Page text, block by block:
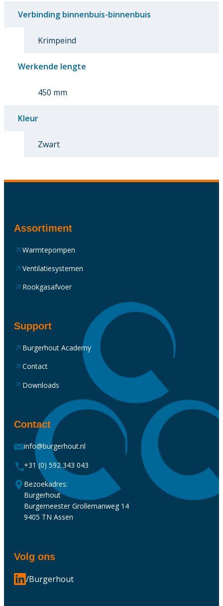
Verbinding binnenbuis-binnenbuis
Krimpeind
Werkende lengte
450 mm
Kleur
Zwart
Assortiment
Warmtepompen
Ventilatiesystemen
Rookgasafvoer
Support
Burgerhout Academy
Contact
Downloads
Contact
info@burgerhout.nl
+31 (0) 592 343 043
Bezoekadres:
Burgerhout
Burgemeester Grollemanweg 14
9405 TN Assen
Volg ons
/Burgerhout